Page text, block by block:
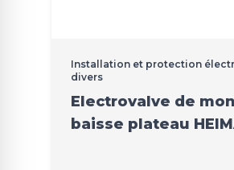
Installation et protection
divers
Electrovalve de
baisse plateau